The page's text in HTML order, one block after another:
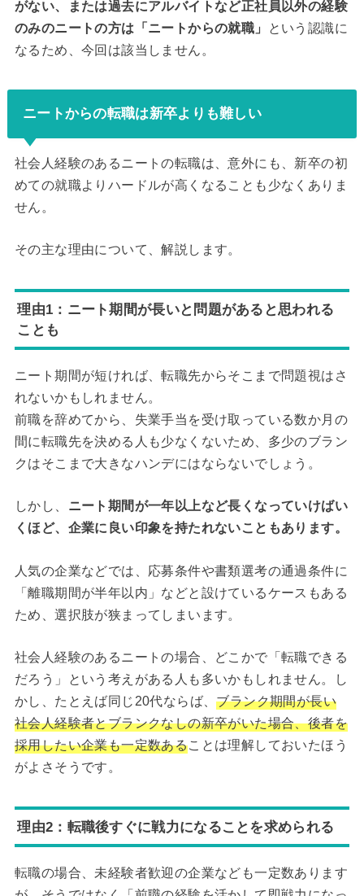
がない、または過去にアルバイトなど正社員以外の経験
のみのニートの方は「ニートからの就職」
という認識に
なるため、今回は該当しません。
ニートからの転職は新卒よりも難しい
社会人経験のあるニートの転職は、意外にも、新卒の初
めての就職よりハードルが高くなることも少なくありま
せん。
その主な理由について、解説します。
理由1：ニート期間が長いと問題があると思われる
ことも
ニート期間が短ければ、転職先からそこまで問題視はさ
れないかもしれません。
前職を辞めてから、失業手当を受け取っている数か月の
間に転職先を決める人も少なくないため、多少のブラン
クはそこまで大きなハンデにはならないでしょう。
しかし、 ニート期間が一年以上など長くなっていけばい
くほど、企業に良い印象を持たれないこともあります。
人気の企業などでは、応募条件や書類選考の通過条件に
「離職期間が半年以内」などと設けているケースもある
ため、選択肢が狭まってしまいます。
社会人経験のあるニートの場合、どこかで「転職できる
だろう」という考えがある人も多いかもしれません。し
かし、たとえば同じ20代ならば、ブランク期間が長い
社会人経験者とブランクなしの新卒がいた場合、後者を
採用したい企業も一定数あることは理解しておいたほう
がよさそうです。
理由2：転職後すぐに戦力になることを求められる
転職の場合、未経験者歓迎の企業なども一定数あります